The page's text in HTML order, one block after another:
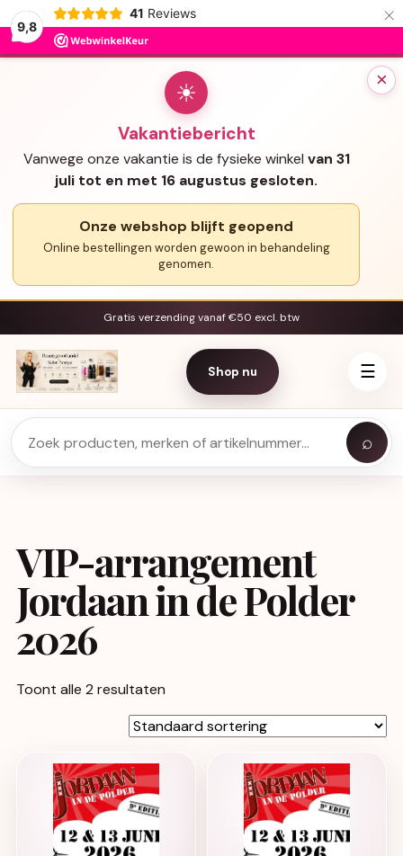
9,8
41 Reviews ×
×
☀
Vakantiebericht
Vanwege onze vakantie is de fysieke winkel van 31
juli tot en met 16 augustus gesloten.
Onze webshop blijft geopend
Online bestellingen worden gewoon in behandeling
genomen.
Gratis verzending vanaf €50 excl. btw
Shop nu ☰
⌕
VIP-arrangement
Jordaan in de Polder
2026
Toont alle 2 resultaten